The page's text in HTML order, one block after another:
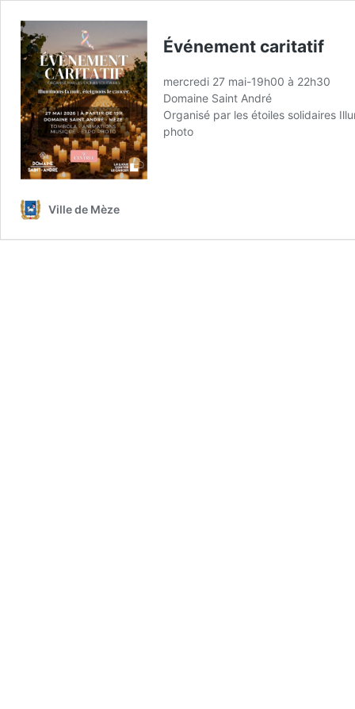
Événement caritatif
mercredi 27 mai-19h00 à 22h30
Domaine Saint André
Organisé par les étoiles solidaires
photo
Ville de Mèze